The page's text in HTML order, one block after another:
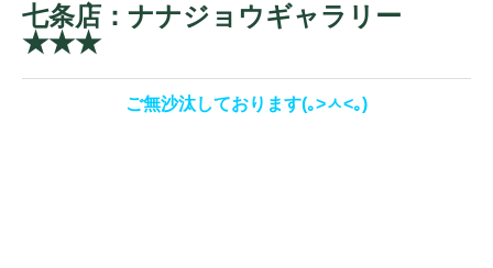
七条店：ナナジョウギャラリー
★★★
ご無沙汰しております(｡>ㅅ<｡)